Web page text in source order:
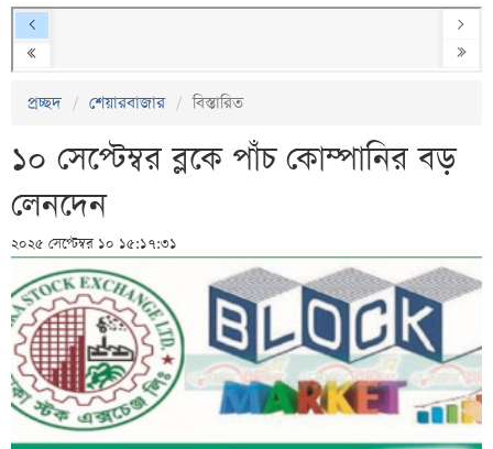
প্রচ্ছদ শেয়ারবাজার বিস্তারিত
১০ সেপ্টেম্বর ব্লকে পাঁচ কোম্পানির বড়
লেনদেন
২০২৫ সেপ্টেম্বর ১০ ১৫:১৭:৩১